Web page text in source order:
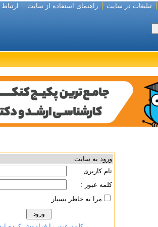
تبلیغات در سایت راهنمای استفاده از سایت
ورود به سایت
نام کاربری :
کلمه عبور :
مرا به خاطر بسپار